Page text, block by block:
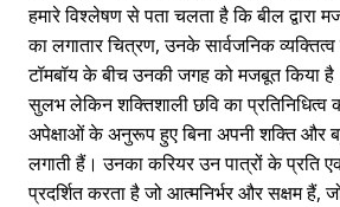
हमारे विश्लेषण से पता चलता है कि बील द्वारा
का लगातार चित्रण, उनके सार्वजनिक
टॉमबॉय के बीच उनकी जगह को मजबूत किया
सुलभ लेकिन शक्तिशाली छवि का प्रतिनिधित्व
अपेक्षाओं के अनुरूप हुए बिना अपनी शक्ति और
लगाती हैं। उनका करियर उन पात्रों के प्रति
प्रदर्शित करता है जो आत्मनिर्भर और सक्षम हैं,